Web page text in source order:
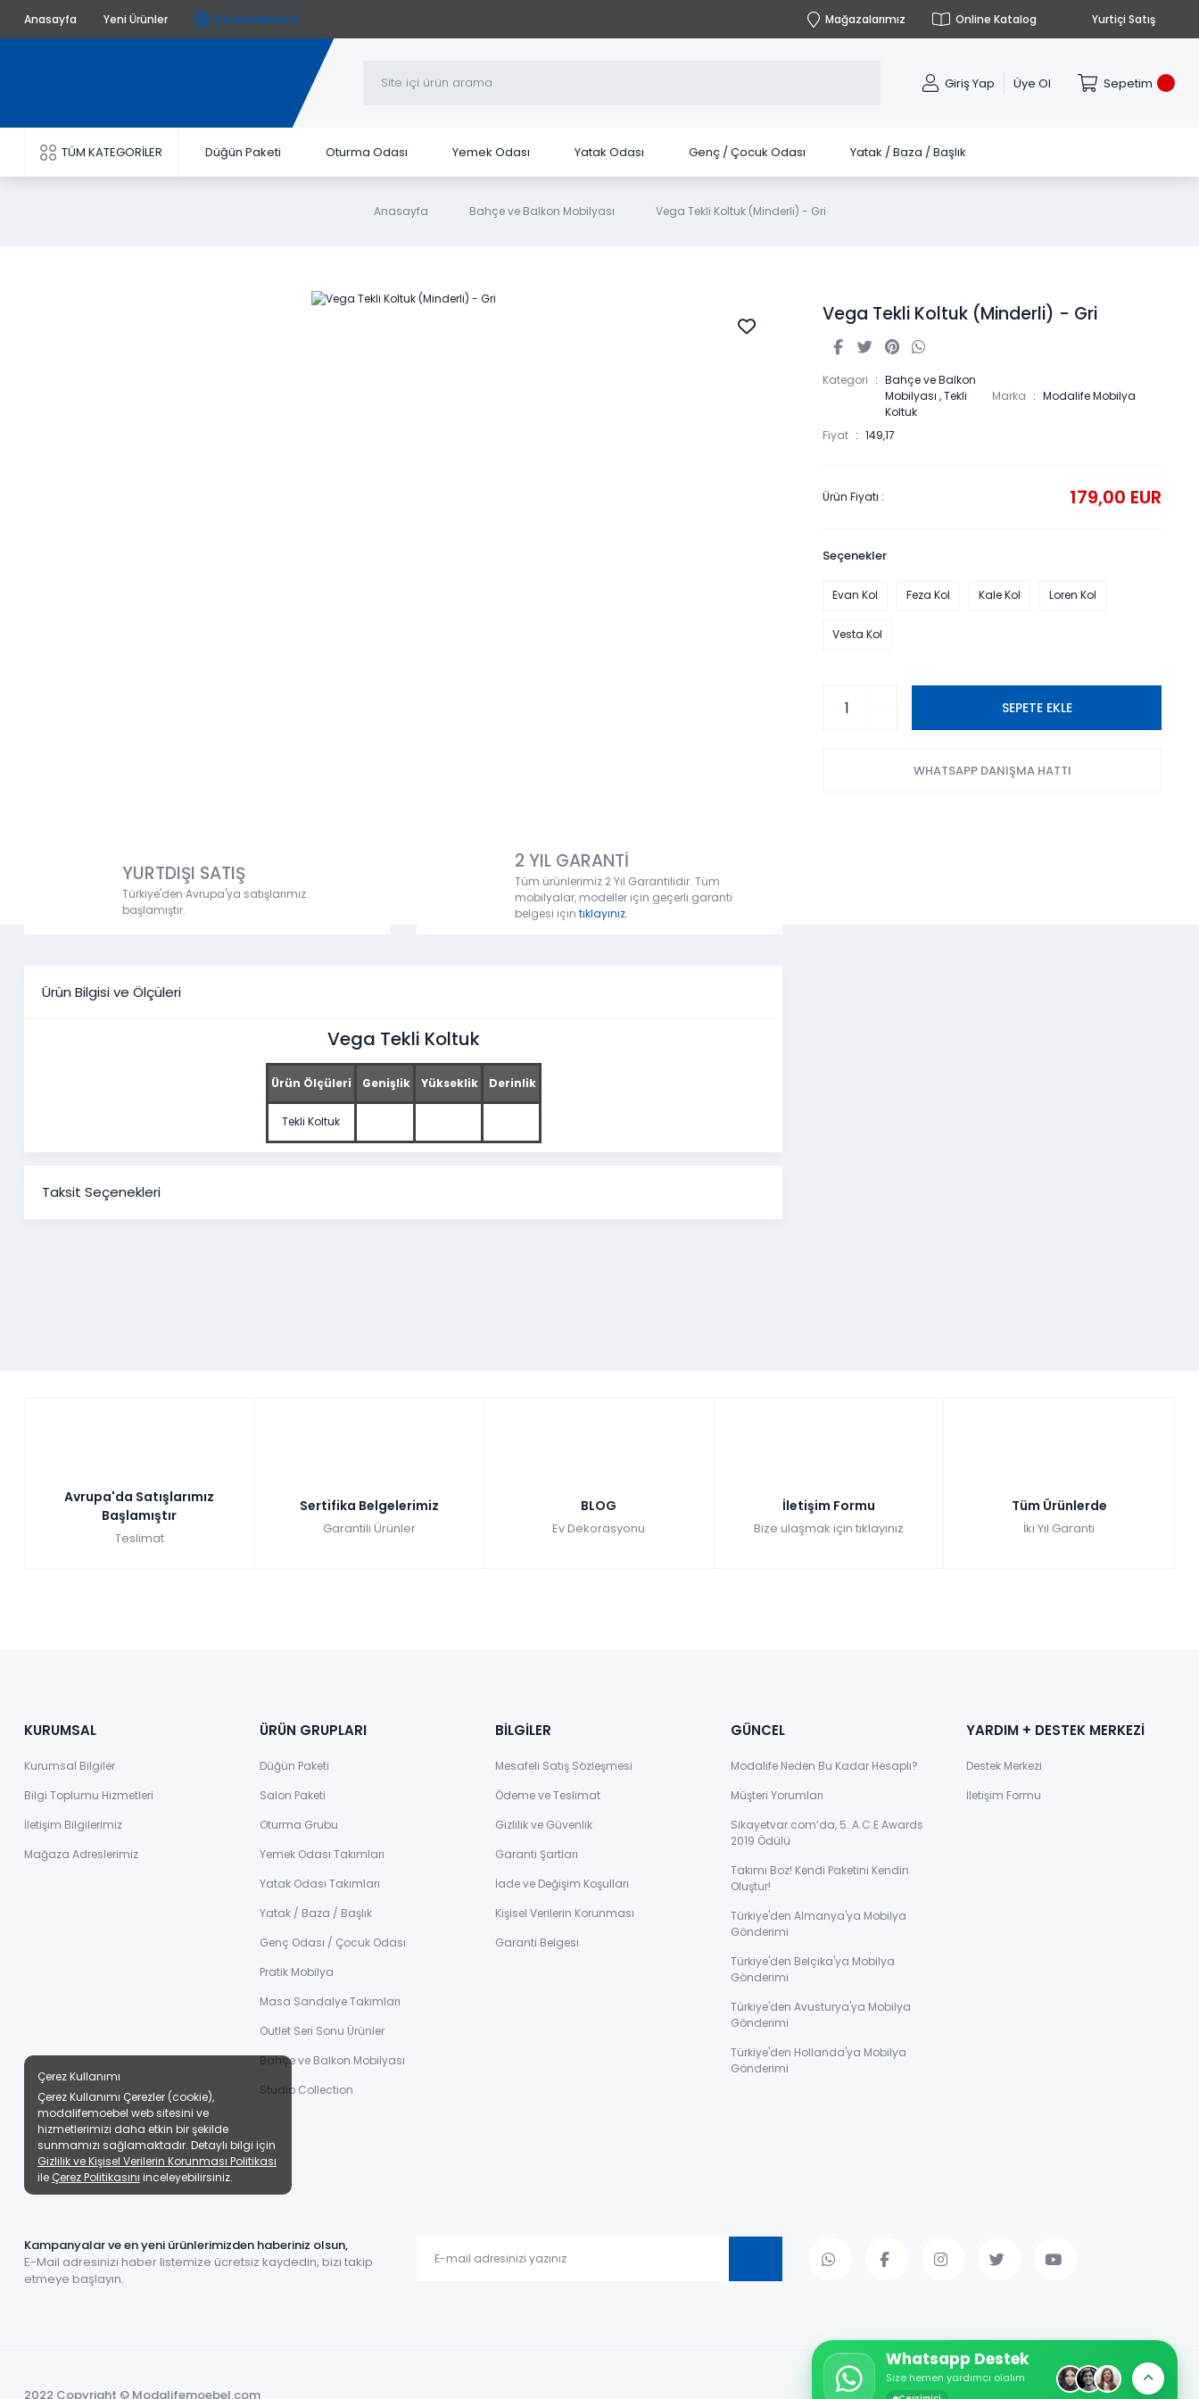
Anasayfa Yeni Ürünler Destek Merkezi Mağazalarımız Online Katalog Yurtiçi Satış
Giriş Yap Üye Ol Sepetim
TÜM KATEGORİLER Düğün Paketi Oturma Odası Yemek Odası Yatak Odası Genç / Çocuk Odası Yatak / Baza / Başlık
Anasayfa Bahçe ve Balkon Mobilyası Vega Tekli Koltuk (Minderli) - Gri
YURTDIŞI SATIŞ
Türkiye'den Avrupa'ya satışlarımız
başlamıştır.
2 YIL GARANTİ
Tüm ürünlerimiz 2 Yıl Garantilidir. Tüm
mobilyalar, modeller için geçerli garanti
belgesi için tıklayınız.
Ürün Bilgisi ve Ölçüleri
Vega Tekli Koltuk
Ürün Ölçüleri Genişlik Yükseklik Derinlik
Tekli Koltuk
Taksit Seçenekleri
Vega Tekli Koltuk (Minderli) - Gri
Kategori
Bahçe ve Balkon
Mobilyası ,Tekli
Koltuk
Marka Modalife Mobilya
Fiyat 149,17
Ürün Fiyatı : 179,00 EUR
Seçenekler
Evan Kol Feza Kol Kale Kol Loren Kol
Vesta Kol
SEPETE EKLE
WHATSAPP DANIŞMA HATTI
Whatsapp Destek
Size hemen yardımcı olalım
Avrupa'da Satışlarımız
Başlamıştır
Teslimat
Sertifika Belgelerimiz
Garantili Ürünler
BLOG
Ev Dekorasyonu
İletişim Formu
Bize ulaşmak için tıklayınız
Tüm Ürünlerde
İki Yıl Garanti
KURUMSAL
Kurumsal Bilgiler
Bilgi Toplumu Hizmetleri
İletişim Bilgilerimiz
Mağaza Adreslerimiz
ÜRÜN GRUPLARI
Düğün Paketi
Salon Paketi
Oturma Grubu
Yemek Odası Takımları
Yatak Odası Takımları
Yatak / Baza / Başlık
Genç Odası / Çocuk Odası
Pratik Mobilya
Masa Sandalye Takımları
Outlet Seri Sonu Ürünler
Bahçe ve Balkon Mobilyası
Studio Collection
BİLGİLER
Mesafeli Satış Sözleşmesi
Ödeme ve Teslimat
Gizlilik ve Güvenlik
Garanti Şartları
İade ve Değişim Koşulları
Kişisel Verilerin Korunması
Garanti Belgesi
GÜNCEL
Modalife Neden Bu Kadar Hesaplı?
Müşteri Yorumları
Sikayetvar.com’da, 5. A.C.E Awards
2019 Ödülü
Takımı Boz! Kendi Paketini Kendin
Oluştur!
Türkiye'den Almanya'ya Mobilya
Gönderimi
Türkiye'den Belçika'ya Mobilya
Gönderimi
Türkiye'den Avusturya'ya Mobilya
Gönderimi
Türkiye'den Hollanda'ya Mobilya
Gönderimi
YARDIM + DESTEK MERKEZİ
Destek Merkezi
İletişim Formu
Kampanyalar ve en yeni ürünlerimizden haberiniz olsun,
E-Mail adresinizi haber listemize ücretsiz kaydedin, bizi takip
etmeye başlayın.
2022 Copyright © Modalifemoebel.com
Çerez Kullanımı
Çerez Kullanımı Çerezler (cookie),
modalifemoebel web sitesini ve
hizmetlerimizi daha etkin bir şekilde
sunmamızı sağlamaktadır. Detaylı bilgi için
Gizlilik ve Kişisel Verilerin Korunması Politikası
ile Çerez Politikasını inceleyebilirsiniz.